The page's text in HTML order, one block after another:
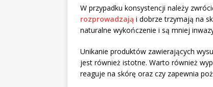
W przypadku konsystencji należy
rozprowadzają i dobrze trzymają na
naturalne wykończenie i są mniej
Unikanie produktów zawierających
jest również istotne. Warto również
reaguje na skórę oraz czy zapewnia